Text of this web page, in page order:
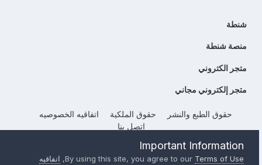
شنطة
منصة شنطة
متجر الكتروني
متجر إلكتروني مجاني
حقوق الطبع والنشر حقوق الملكية
اتفاقيه الخصوصيه
إتصل بنا
Powered by Invision CommunityImportant Information
By using this site, you agree to ourTerms of Use
, اتفاقيه